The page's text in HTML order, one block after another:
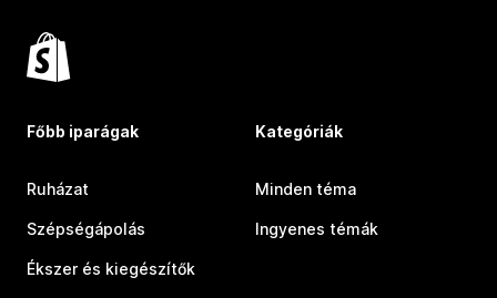
Főbb iparágak
Ruházat
Szépségápolás
Ékszer és kiegészítők
Kategóriák
Minden téma
Ingyenes témák